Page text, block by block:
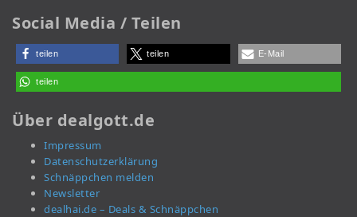
Social Media / Teilen
teilen teilen E-Mail
teilen
Über dealgott.de
Impressum
Datenschutzerklärung
Schnäppchen melden
Newsletter
dealhai.de – Deals & Schnäppchen